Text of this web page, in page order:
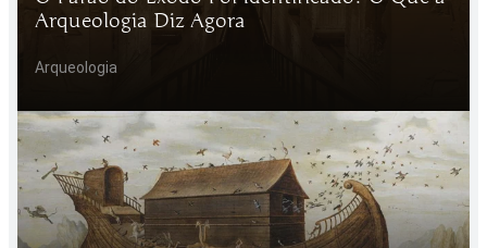
Arqueologia Diz Agora
Arqueologia